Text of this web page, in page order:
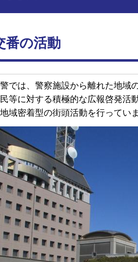
番の活動
では、警察施設から離れた地域
等に対する積極的な広報啓発活
域密着型の街頭活動を行っていま